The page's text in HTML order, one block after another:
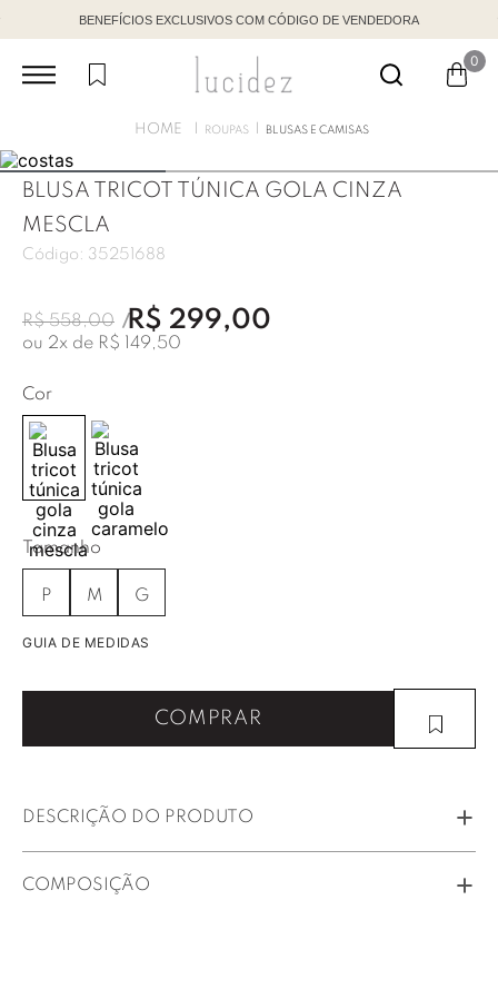
BENEFÍCIOS EXCLUSIVOS COM CÓDIGO DE VENDEDORA
0
ROUPAS BLUSAS E CAMISAS
BLUSA TRICOT TÚNICA GOLA CINZA
MESCLA
Código: 35251688
R$ 558,00 R$ 299,00
ou 2x de R$ 149,50
Cor
Tamanho
P M G
GUIA DE MEDIDAS
COMPRAR
DESCRIÇÃO DO PRODUTO
COMPOSIÇÃO